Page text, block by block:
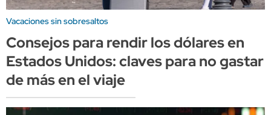
Vacaciones sin sobresaltos
Consejos para rendir los dólares en
Estados Unidos: claves para no gastar
de más en el viaje